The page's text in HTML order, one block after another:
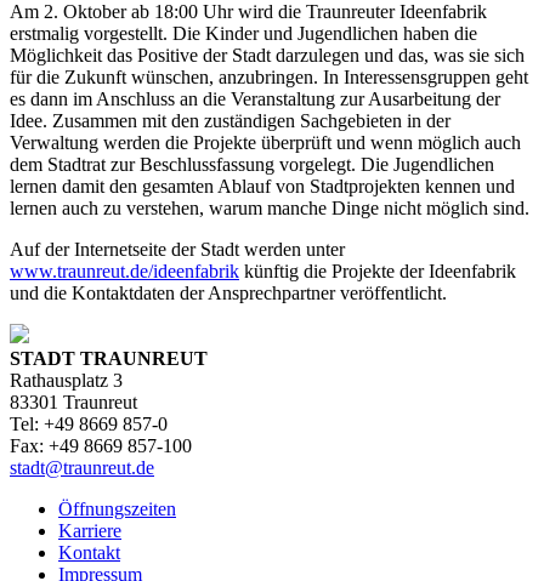
Am 2. Oktober ab 18:00 Uhr wird die Traunreuter Ideenfabrik
erstmalig vorgestellt. Die Kinder und Jugendlichen haben die
Möglichkeit das Positive der Stadt darzulegen und das, was sie sich
für die Zukunft wünschen, anzubringen. In Interessensgruppen geht
es dann im Anschluss an die Veranstaltung zur Ausarbeitung der
Idee. Zusammen mit den zuständigen Sachgebieten in der
Verwaltung werden die Projekte überprüft und wenn möglich auch
dem Stadtrat zur Beschlussfassung vorgelegt. Die Jugendlichen
lernen damit den gesamten Ablauf von Stadtprojekten kennen und
lernen auch zu verstehen, warum manche Dinge nicht möglich sind.
Auf der Internetseite der Stadt werden unter
www.traunreut.de/ideenfabrik künftig die Projekte der Ideenfabrik
und die Kontaktdaten der Ansprechpartner veröffentlicht.
STADT TRAUNREUT
Rathausplatz 3
83301 Traunreut
Tel: +49 8669 857-0
Fax: +49 8669 857-100
stadt@traunreut.de
Öffnungszeiten
Karriere
Kontakt
Impressum